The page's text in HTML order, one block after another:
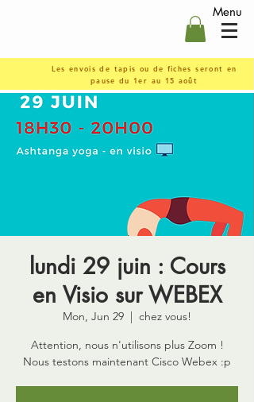
Menu
Les envois de tapis ou de fiches seront en
pause du 1er au 15 août
lundi 29 juin : Cours
en Visio sur WEBEX
Mon, Jun 29
  |
chez vous!
Attention, nous n'utilisons plus Zoom !
Nous testons maintenant Cisco Webex :p